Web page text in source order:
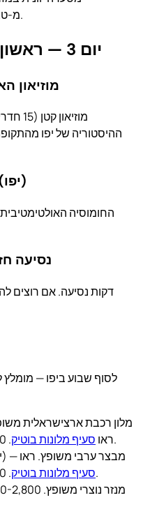
מ-טבריאדה. 150-250 ש”ח לאדם.
יום 3 — ראשון בבוקר עד צהריים
10:00 —
ההיסטוריה של יפו
12:00 — Abu Hassan (יפו)
החומוסיה
14:00 —
8 דקות נסיעה. אם רוצים
לסוף שבוע ביפו — מומלץ
ראו סעיף מלונות בוטיק
. 1,500-2,400 ש”ח לחדר.
(יפו העתיקה) — מבצר ערבי משופץ. ראו
סעיף מלונות בוטיק. 1,800-3,200 ש”ח לחדר.